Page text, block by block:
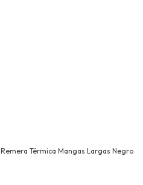
Remera Térmica Mangas Largas Negro